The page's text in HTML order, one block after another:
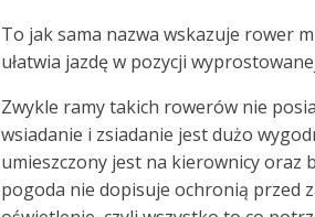
To jak sama nazwa wskazuje rower
ułatwia jazdę w pozycji
Zwykle ramy takich rowerów nie
wsiadanie i zsiadanie jest dużo
umieszczony jest na kierownicy oraz
pogoda nie dopisuje ochronią przed